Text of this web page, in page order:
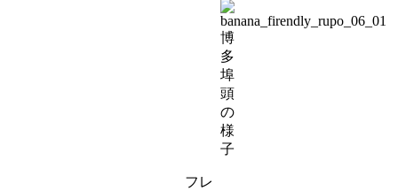
博
多
埠
頭
の
様
子
フレ